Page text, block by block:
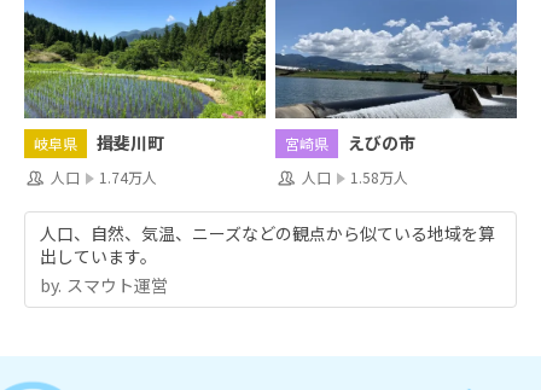
岐阜県 揖斐川町
人口 1.74万人
宮崎県 えびの市
人口 1.58万人
人口、自然、気温、ニーズなどの観点から似ている地域を算
出しています。
by.︎ スマウト運営